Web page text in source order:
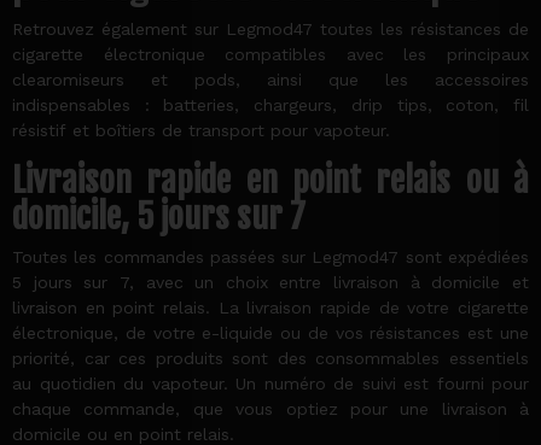
Retrouvez également sur Legmod47 toutes les résistances de
cigarette électronique compatibles avec les principaux
clearomiseurs et pods, ainsi que les accessoires
indispensables : batteries, chargeurs, drip tips, coton, fil
résistif et boîtiers de transport pour vapoteur.
Livraison rapide en point relais ou à
domicile, 5 jours sur 7
Toutes les commandes passées sur Legmod47 sont expédiées
5 jours sur 7, avec un choix entre livraison à domicile et
livraison en point relais. La livraison rapide de votre cigarette
électronique, de votre e-liquide ou de vos résistances est une
priorité, car ces produits sont des consommables essentiels
au quotidien du vapoteur. Un numéro de suivi est fourni pour
chaque commande, que vous optiez pour une livraison à
domicile ou en point relais.